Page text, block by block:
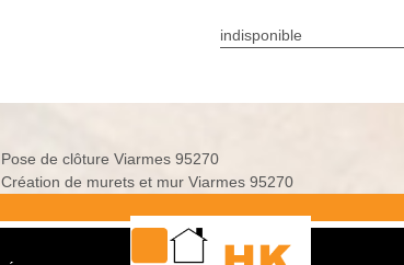
indisponible
Pose de clôture Viarmes 95270
Création de murets et mur Viarmes 95270